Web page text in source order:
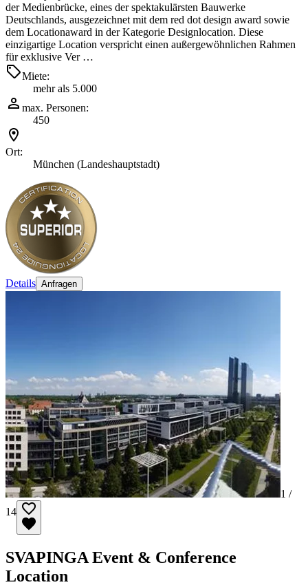
der Medienbrücke, eines der spektakulärsten Bauwerke
Deutschlands, ausgezeichnet mit dem red dot design award sowie
dem Locationaward in der Kategorie Designlocation. Diese
einzigartige Location verspricht einen außergewöhnlichen Rahmen
für exklusive Ver …
Miete:
mehr als 5.000
max. Personen:
450
Ort:
München (Landeshauptstadt)
Details Anfragen
1 /
14
SVAPINGA Event & Conference
Location